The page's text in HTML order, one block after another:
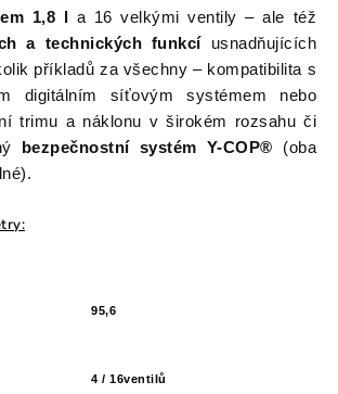
1,8 l
a 16 velkými ventily – ale též
a technických funkcí usnadňujících
příkladů za všechny – kompatibilita s
digitálním síťovým systémem nebo
trimu a náklonu v širokém rozsahu či
bezpečnostní systém Y-COP® (oba
95,6
4 / 16ventilů